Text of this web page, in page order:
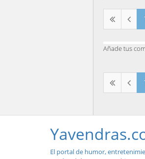
Añade tus
El portal de humor,